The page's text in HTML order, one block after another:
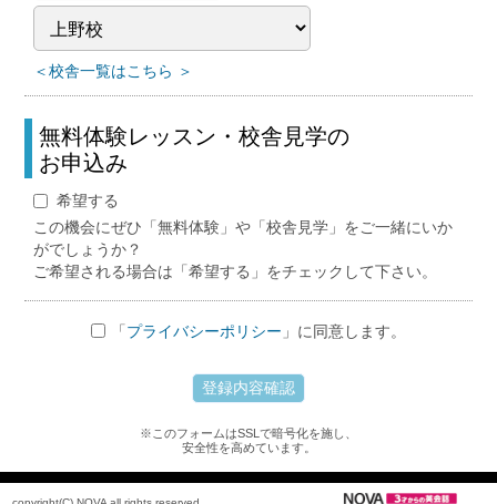
＜校舎一覧はこちら ＞
無料体験レッスン・校舎見学の
お申込み
希望する
この機会にぜひ「無料体験」や「校舎見学」をご一緒にいか
がでしょうか？
ご希望される場合は「希望する」をチェックして下さい。
「 プライバシーポリシー 」に同意します。
※このフォームはSSLで暗号化を施し、
安全性を高めています。